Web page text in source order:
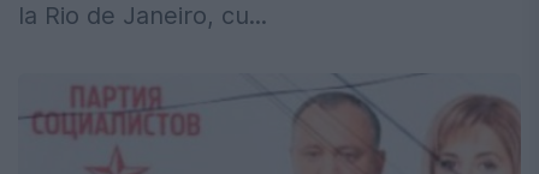
la Rio de Janeiro, cu...